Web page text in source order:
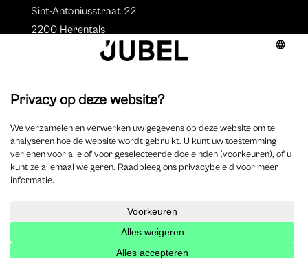
Sint-Antoniusstraat 22
2200 Herentals
Auteurs
Overzicht auteurs
Auteur worden?
2025 Jubel – Webdesign byWisemen
Cookieverklaring–Disclaimer–